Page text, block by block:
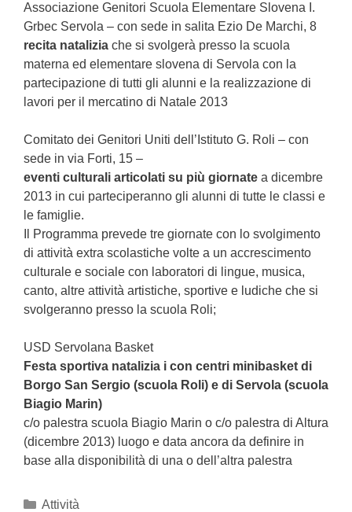
Associazione Genitori Scuola Elementare Slovena I.
Grbec Servola – con sede in salita Ezio De Marchi, 8
recita natalizia che si svolgerà presso la scuola
materna ed elementare slovena di Servola con la
partecipazione di tutti gli alunni e la realizzazione di
lavori per il mercatino di Natale 2013
Comitato dei Genitori Uniti dell’Istituto G. Roli – con
sede in via Forti, 15 –
eventi culturali articolati su più giornate a dicembre
2013 in cui parteciperanno gli alunni di tutte le classi e
le famiglie.
Il Programma prevede tre giornate con lo svolgimento
di attività extra scolastiche volte a un accrescimento
culturale e sociale con laboratori di lingue, musica,
canto, altre attività artistiche, sportive e ludiche che si
svolgeranno presso la scuola Roli;
USD Servolana Basket
Festa sportiva natalizia i con centri minibasket di
Borgo San Sergio (scuola Roli) e di Servola (scuola
Biagio Marin)
c/o palestra scuola Biagio Marin o c/o palestra di Altura
(dicembre 2013) luogo e data ancora da definire in
base alla disponibilità di una o dell’altra palestra
Categories
Attività